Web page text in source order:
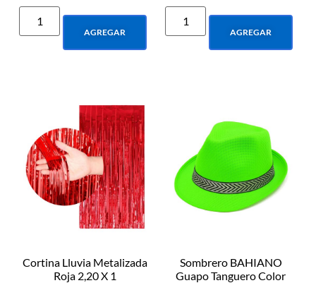
AGREGAR AGREGAR
Cortina Lluvia Metalizada
Roja 2,20 X 1
Sombrero BAHIANO
Guapo Tanguero Color